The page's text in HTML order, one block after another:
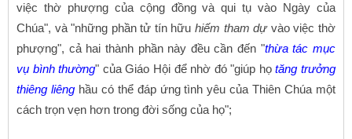
việc thờ phượng của cộng đồng và qui tụ vào Ngày của
Chúa", và "những phần tử tín hữu hiếm tham dự vào việc thờ
phượng", cả hai thành phần này đều cần đến "thừa tác mục
vụ bình thường" của Giáo Hội để nhờ đó "giúp họtăng trưởng
thiêng liênghầu có thể đáp ứng tình yêu của Thiên Chúa một
cách trọn vẹn hơn trong đời sống của họ";